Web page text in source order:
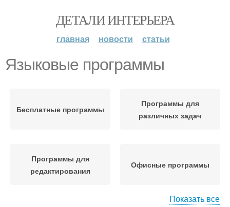
ДЕТАЛИ ИНТЕРЬЕРА
главная новости статьи
Языковые программы
Бесплатные программы
Программы для
различных задач
Программы для
редактирования
Офисные программы
Показать все